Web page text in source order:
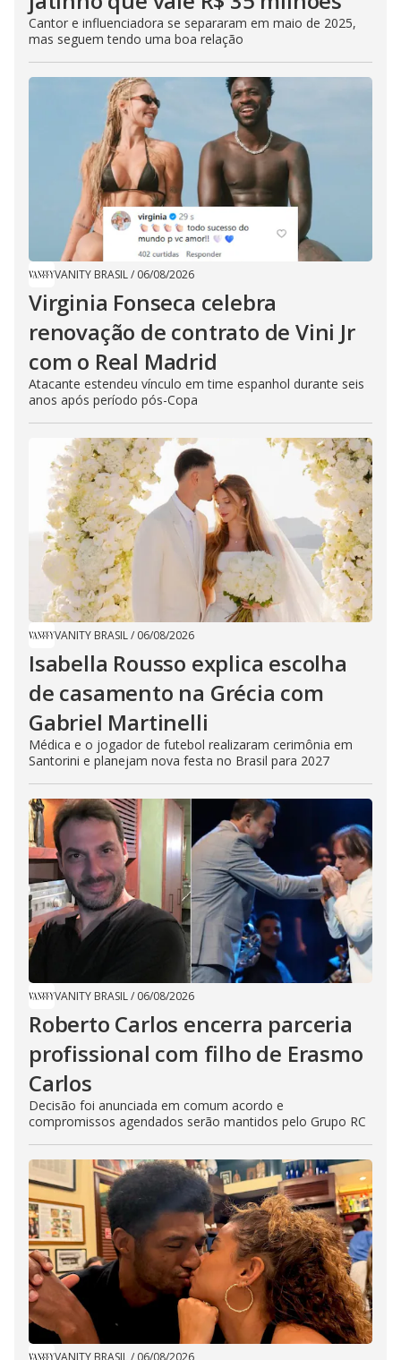
Cantor e influenciadora se separaram em maio de 2025,
mas seguem tendo uma boa relação
VANITY BRASIL/ 06/08/2026
Virginia Fonseca celebra
renovação de contrato de Vini Jr
com o Real Madrid
Atacante estendeu vínculo em time espanhol durante seis
anos após período pós-Copa
VANITY BRASIL/ 06/08/2026
Isabella Rousso explica escolha
de casamento na Grécia com
Gabriel Martinelli
Médica e o jogador de futebol realizaram cerimônia em
Santorini e planejam nova festa no Brasil para 2027
VANITY BRASIL/ 06/08/2026
Roberto Carlos encerra parceria
profissional com filho de Erasmo
Carlos
Decisão foi anunciada em comum acordo e
compromissos agendados serão mantidos pelo Grupo RC
VANITY BRASIL/ 06/08/2026